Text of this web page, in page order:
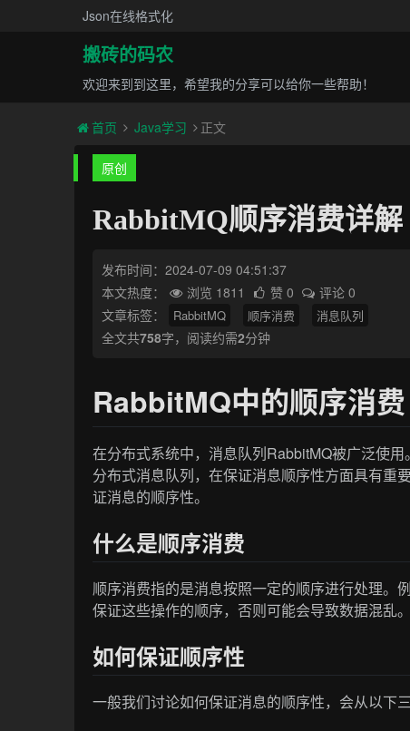
Json在线格式化
搬砖的码农
欢迎来到到这里，希望我的分享可以给你一些帮助！
首页 Java学习 正文
原创
RabbitMQ顺序消费详解
发布时间：2024-07-09 04:51:37
本文热度：
浏览 1811 赞 0
评论 0
文章标签：
RabbitMQ 顺序消费 消息队列
全文共758字，阅读约需2分钟
RabbitMQ中的顺序消费
在分布式系统中，消息队列RabbitMQ被广泛使
分布式消息队列，在保证消息顺序性方面具有重
证消息的顺序性。
什么是顺序消费
顺序消费指的是消息按照一定的顺序进行处理。
保证这些操作的顺序，否则可能会导致数据混乱。
如何保证顺序性
一般我们讨论如何保证消息的顺序性，会从以下三